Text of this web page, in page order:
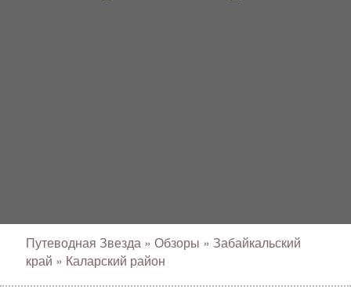
Путеводная Звезда » Обзоры » Забайкальский
край » Каларский район